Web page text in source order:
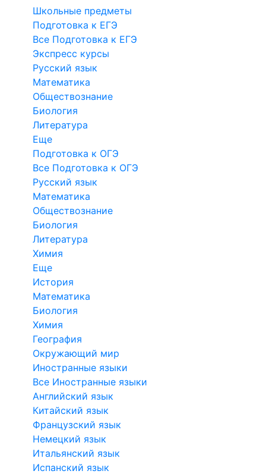
Школьные предметы
Подготовка к ЕГЭ
Все Подготовка к ЕГЭ
Экспресс курсы
Русский язык
Математика
Обществознание
Биология
Литература
Еще
Подготовка к ОГЭ
Все Подготовка к ОГЭ
Русский язык
Математика
Обществознание
Биология
Литература
Химия
Еще
История
Математика
Биология
Химия
География
Окружающий мир
Иностранные языки
Все Иностранные языки
Английский язык
Китайский язык
Французский язык
Немецкий язык
Итальянский язык
Испанский язык